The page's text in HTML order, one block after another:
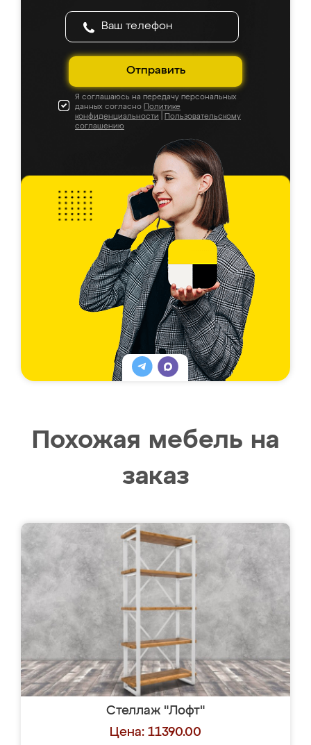
Отправить
Я соглашаюсь на передачу персональных
данных согласно Политике
конфиденциальности
Пользовательскому
соглашению
Похожая мебель на
заказ
Стеллаж "Лофт"
Цена: 11390.00